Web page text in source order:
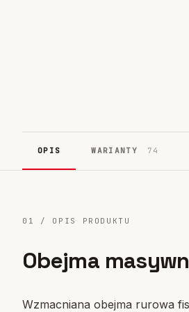
OPIS WARIANTY 74
01 / OPIS PRODUKTU
Obejma
Wzmacniana obejma rurowa